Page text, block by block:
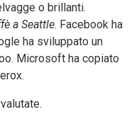
o brillanti.
a Seattle. Facebook ha
ha sviluppato un
Microsoft ha copiato